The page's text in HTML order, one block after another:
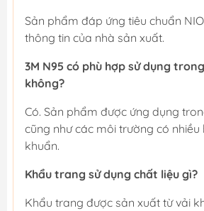
Sản phẩm đáp ứng tiêu chuẩn
thông tin của nhà sản xuất.
3M N95 có phù hợp sử dụng
không?
Có. Sản phẩm được ứng dụng
cũng như các môi trường có nhiều
khuẩn.
Khẩu trang sử dụng chất liệu gì?
Khẩu trang được sản xuất từ vải